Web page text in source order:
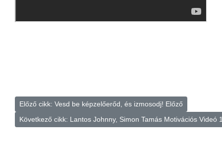
Előző cikk: Vesd be képzelőerőd, és izmosodj! Előző
Következő cikk: Lantos Johnny, Simon Tamás Motivációs Videó